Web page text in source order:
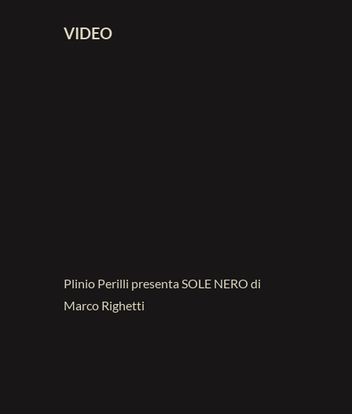
VIDEO
Plinio Perilli presenta SOLE NERO di
Marco Righetti